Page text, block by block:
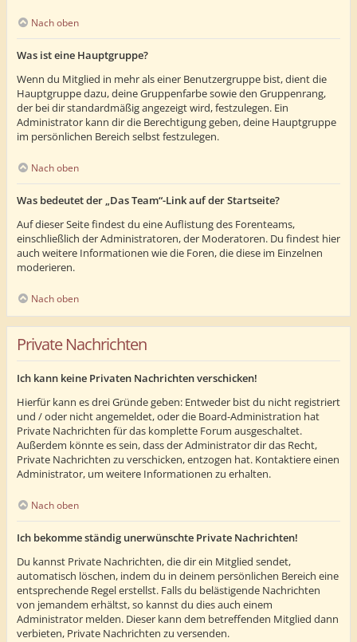
Nach oben
Was ist eine Hauptgruppe?
Wenn du Mitglied in mehr als einer Benutzergruppe bist, dient die
Hauptgruppe dazu, deine Gruppenfarbe sowie den Gruppenrang,
der bei dir standardmäßig angezeigt wird, festzulegen. Ein
Administrator kann dir die Berechtigung geben, deine Hauptgruppe
im persönlichen Bereich selbst festzulegen.
Nach oben
Was bedeutet der „Das Team“-Link auf der Startseite?
Auf dieser Seite findest du eine Auflistung des Forenteams,
einschließlich der Administratoren, der Moderatoren. Du findest hier
auch weitere Informationen wie die Foren, die diese im Einzelnen
moderieren.
Nach oben
Private Nachrichten
Ich kann keine Privaten Nachrichten verschicken!
Hierfür kann es drei Gründe geben: Entweder bist du nicht registriert
und / oder nicht angemeldet, oder die Board-Administration hat
Private Nachrichten für das komplette Forum ausgeschaltet.
Außerdem könnte es sein, dass der Administrator dir das Recht,
Private Nachrichten zu verschicken, entzogen hat. Kontaktiere einen
Administrator, um weitere Informationen zu erhalten.
Nach oben
Ich bekomme ständig unerwünschte Private Nachrichten!
Du kannst Private Nachrichten, die dir ein Mitglied sendet,
automatisch löschen, indem du in deinem persönlichen Bereich eine
entsprechende Regel erstellst. Falls du belästigende Nachrichten
von jemandem erhältst, so kannst du dies auch einem
Administrator melden. Dieser kann dem betreffenden Mitglied dann
verbieten, Private Nachrichten zu versenden.